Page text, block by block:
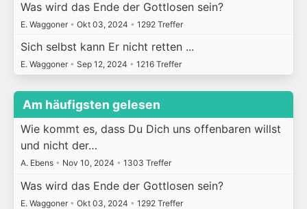
Was wird das Ende der Gottlosen sein?
E. Waggoner • Okt 03, 2024 • 1292 Treffer
Sich selbst kann Er nicht retten ...
E. Waggoner • Sep 12, 2024 • 1216 Treffer
Am häufigsten gelesen
Wie kommt es, dass Du Dich uns offenbaren willst
und nicht der…
A. Ebens • Nov 10, 2024 • 1303 Treffer
Was wird das Ende der Gottlosen sein?
E. Waggoner • Okt 03, 2024 • 1292 Treffer